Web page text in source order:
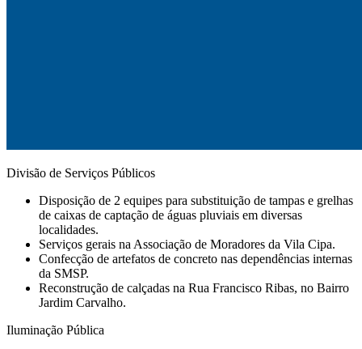
Divisão de Serviços Públicos
Disposição de 2 equipes para substituição de tampas e grelhas
de caixas de captação de águas pluviais em diversas
localidades.
⁠Serviços gerais na Associação de Moradores da Vila Cipa.
Confecção de artefatos de concreto nas dependências internas
da SMSP.
⁠Reconstrução de calçadas na Rua Francisco Ribas, no Bairro
Jardim Carvalho.
Iluminação Pública